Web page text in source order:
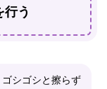
う
シゴシと擦らず